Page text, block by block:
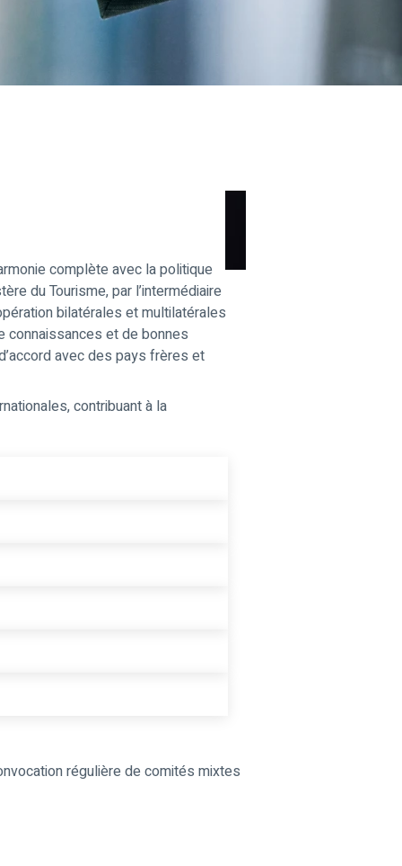
complète avec la politique
du Tourisme, par l’intermédiaire
bilatérales et multilatérales
connaissances et de bonnes
avec des pays frères et
contribuant à la
régulière de comités mixtes